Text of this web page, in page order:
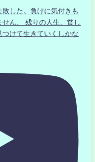
した。負けに気付きも
ん、 残りの人生、貧し
けて生きていくしかな